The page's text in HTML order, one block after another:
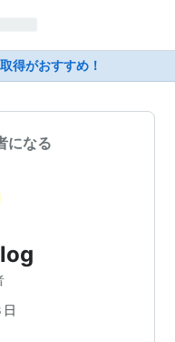
得がおすすめ！
になる